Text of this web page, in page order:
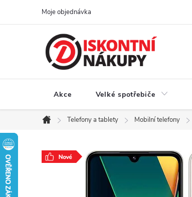
Moje objednávka
Akce Velké spotřebiče
Domů
Telefony a tablety Mobilní telefony